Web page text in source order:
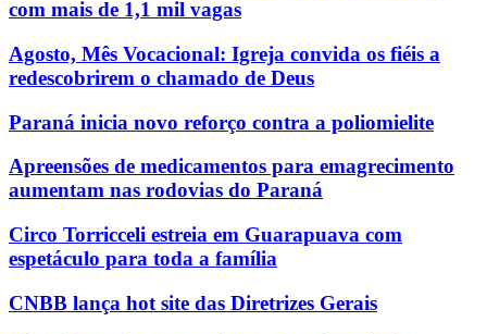
com mais de 1,1 mil vagas
Agosto, Mês Vocacional: Igreja convida os fiéis a
redescobrirem o chamado de Deus
Paraná inicia novo reforço contra a poliomielite
Apreensões de medicamentos para emagrecimento
aumentam nas rodovias do Paraná
Circo Torricceli estreia em Guarapuava com
espetáculo para toda a família
CNBB lança hot site das Diretrizes Gerais